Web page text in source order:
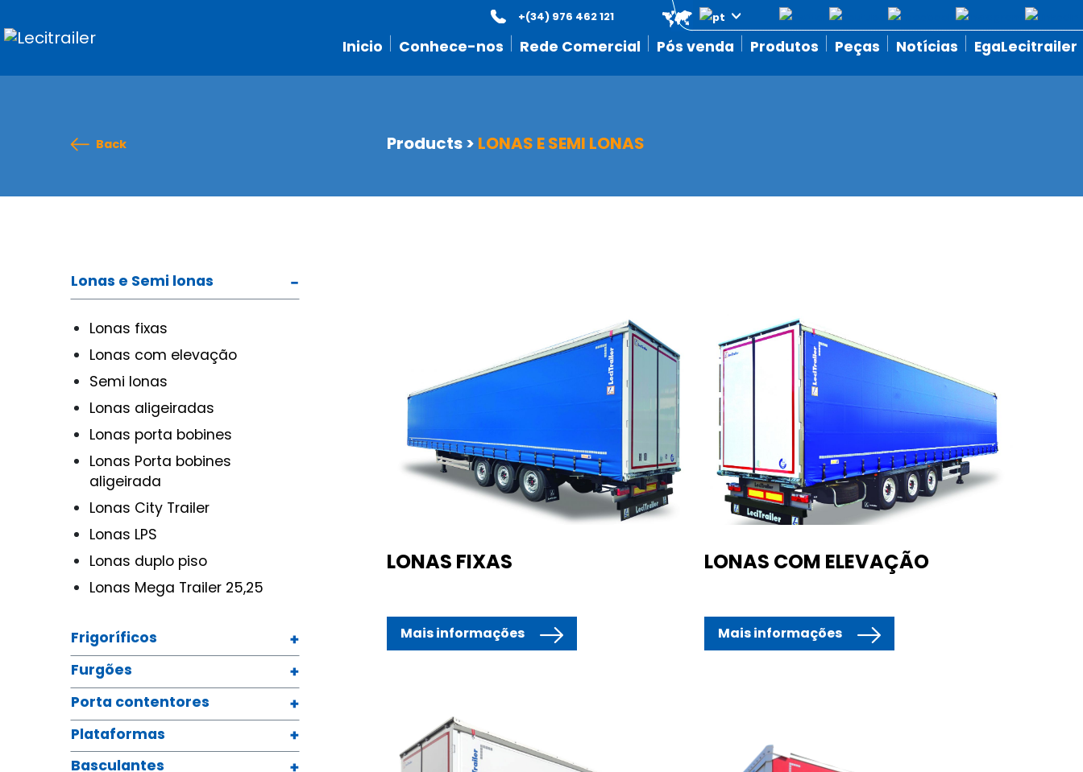
Inicio Conhece-nos Rede Comercial Pós venda Produtos Peças Notícias EgaLecitrailer
+(34) 976 462 121
Back Products> LONAS E SEMI LONAS
Lonas e Semi lonas
Lonas fixas
Lonas com elevação
Semi lonas
Lonas aligeiradas
Lonas porta bobines
Lonas Porta bobines
aligeirada
Lonas City Trailer
Lonas LPS
Lonas duplo piso
Lonas Mega Trailer 25,25
Frigoríficos
Furgões
Porta contentores
Plataformas
Basculantes
LONAS FIXAS
Mais informações
LONAS COM ELEVAÇÃO
Mais informações